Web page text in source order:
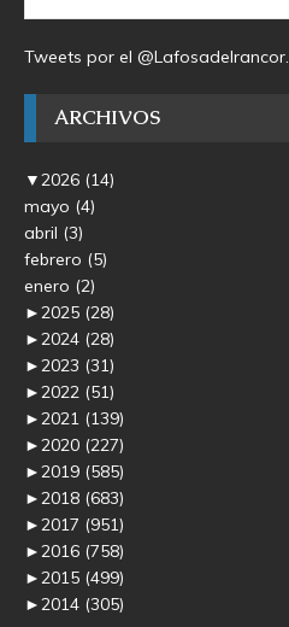
Tweets por el @Lafosadelrancor.
ARCHIVOS
▼2026 (14)
mayo (4)
abril (3)
febrero (5)
enero (2)
►2025 (28)
►2024 (28)
►2023 (31)
►2022 (51)
►2021 (139)
►2020 (227)
►2019 (585)
►2018 (683)
►2017 (951)
►2016 (758)
►2015 (499)
►2014 (305)